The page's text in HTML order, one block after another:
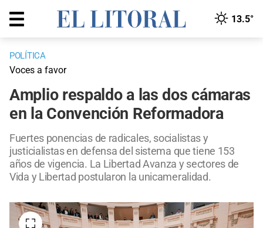
13.5°
POLÍTICA
Voces a favor
Amplio respaldo a las dos cámaras
en la Convención Reformadora
Fuertes ponencias de radicales, socialistas y
justicialistas en defensa del sistema que tiene 153
años de vigencia. La Libertad Avanza y sectores de
Vida y Libertad postularon la unicameralidad.